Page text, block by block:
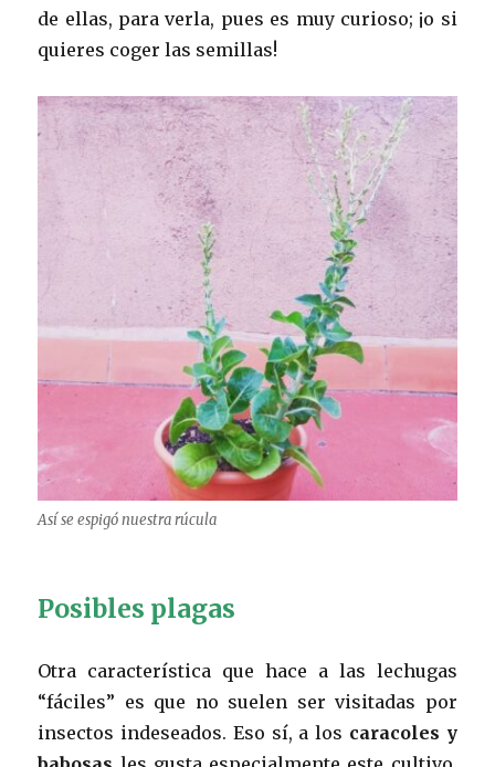
de ellas, para verla, pues es muy curioso; ¡o si
quieres coger las semillas!
Así se espigó nuestra rúcula
Posibles plagas
Otra característica que hace a las lechugas
“fáciles” es que no suelen ser visitadas por
insectos indeseados. Eso sí, a los caracoles y